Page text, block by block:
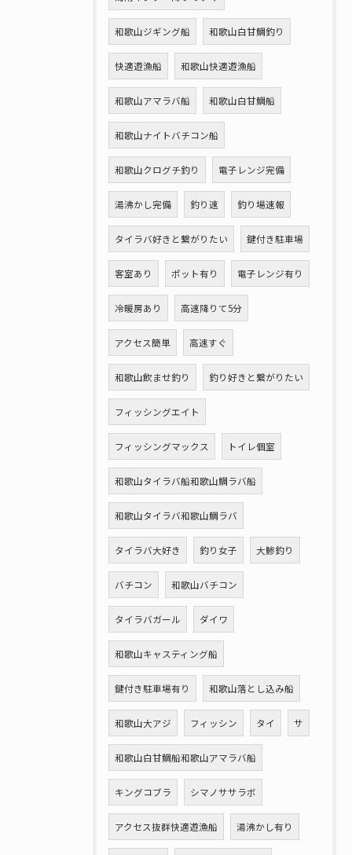
和歌山ジギング船 和歌山白甘鯛釣り
快適遊漁船 和歌山快適遊漁船
和歌山アマラバ船 和歌山白甘鯛船
和歌山ナイトバチコン船
和歌山クログチ釣り 電子レンジ完備
湯沸かし完備 釣り速 釣り場速報
タイラバ好きと繋がりたい 鍵付き駐車場
客室あり ポット有り 電子レンジ有り
冷暖房あり 高速降りて5分
アクセス簡単 高速すぐ
和歌山飲ませ釣り 釣り好きと繋がりたい
フィッシングエイト
フィッシングマックス トイレ個室
和歌山タイラバ船和歌山鯛ラバ船
和歌山タイラバ和歌山鯛ラバ
タイラバ大好き 釣り女子 大鯵釣り
バチコン 和歌山バチコン
タイラバガール ダイワ
和歌山キャスティング船
鍵付き駐車場有り 和歌山落とし込み船
和歌山大アジ フィッシン タイ サ
和歌山白甘鯛船和歌山アマラバ船
キングコブラ シマノササラボ
アクセス抜群快適遊漁船 湯沸かし有り